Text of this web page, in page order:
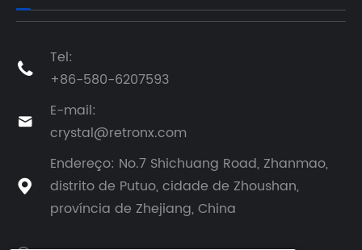

Tel:
+86-580-6207593

E-mail:
crystal@retronx.com

Endereço: No.7 Shichuang Road, Zhanmao,
distrito de Putuo, cidade de Zhoushan,
província de Zhejiang, China